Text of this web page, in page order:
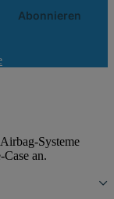
Abonnieren
Systeme
an.